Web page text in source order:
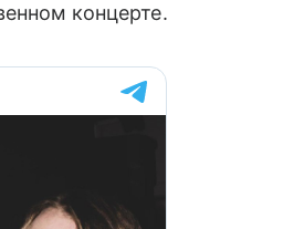
концерте.